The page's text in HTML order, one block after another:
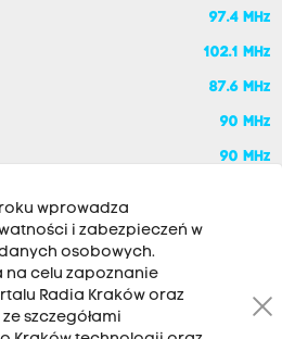
97.4 MHz
102.1 MHz
87.6 MHz
90 MHz
90 MHz
wprowadza
i zabezpieczeń w
osobowych.
na celu zapoznanie
Radia Kraków oraz
szczegółami